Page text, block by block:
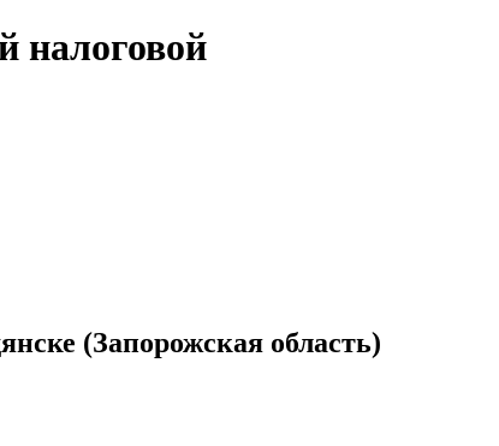
налоговой
(Запорожская область)